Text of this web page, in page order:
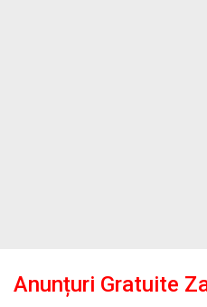
Anunțuri Gratuite